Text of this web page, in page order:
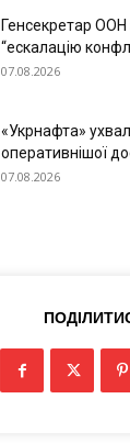
Генсекретар ООН
“ескалацію
07.08.2026
«Укрнафта»
оперативнішої
07.08.2026